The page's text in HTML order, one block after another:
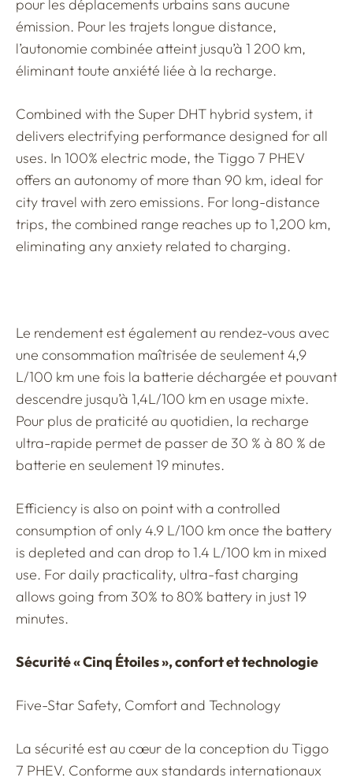
pour les déplacements urbains sans aucune
émission. Pour les trajets longue distance,
l’autonomie combinée atteint jusqu’à 1 200 km,
éliminant toute anxiété liée à la recharge.
Combined with the Super DHT hybrid system, it
delivers electrifying performance designed for all
uses. In 100% electric mode, the Tiggo 7 PHEV
offers an autonomy of more than 90 km, ideal for
city travel with zero emissions. For long-distance
trips, the combined range reaches up to 1,200 km,
eliminating any anxiety related to charging.
Le rendement est également au rendez-vous avec
une consommation maîtrisée de seulement 4,9
L/100 km une fois la batterie déchargée et pouvant
descendre jusqu’à 1,4L/100 km en usage mixte.
Pour plus de praticité au quotidien, la recharge
ultra-rapide permet de passer de 30 % à 80 % de
batterie en seulement 19 minutes.
Efficiency is also on point with a controlled
consumption of only 4.9 L/100 km once the battery
is depleted and can drop to 1.4 L/100 km in mixed
use. For daily practicality, ultra-fast charging
allows going from 30% to 80% battery in just 19
minutes.
Sécurité « Cinq Étoiles », confort et technologie
Five-Star Safety, Comfort and Technology
La sécurité est au cœur de la conception du Tiggo
7 PHEV. Conforme aux standards internationaux